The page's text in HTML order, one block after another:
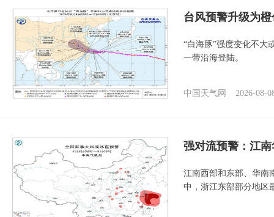
台风预警升级为
“白海豚”强度变化不大
一带沿海登陆。
中国天气网 2026-08-
强对流预警：江
江南西部和东部、华南
中，浙江东部部分地区